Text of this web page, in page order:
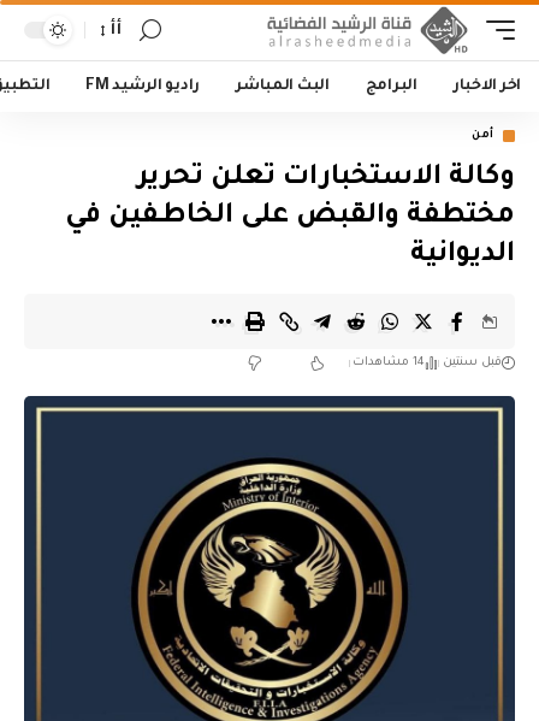
أأ
اخر الاخبار البرامج البث المباشر راديو الرشيد FM
أمن
وكالة الاستخبارات تعلن تحرير
مختطفة والقبض على الخاطـفين في
الديوانية
قبل سنتين 14 مشاهدات